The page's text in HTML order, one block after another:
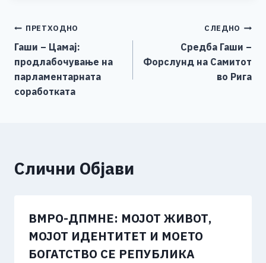
b
o
o
k
n
g
er
p
Li
n
Навигација
на
напис
ПРЕТХОДНО
Гаши – Цамај:
продлабочување на
парламентарната
соработката
СЛЕДНО
Средба Гаши –
Форслунд на Самитот
во Рига
Слични Објави
ВМРО-ДПМНЕ: МОЈОТ ЖИВОТ,
МОЈОТ ИДЕНТИТЕТ И МОЕТО
БОГАТСТВО СЕ РЕПУБЛИКА